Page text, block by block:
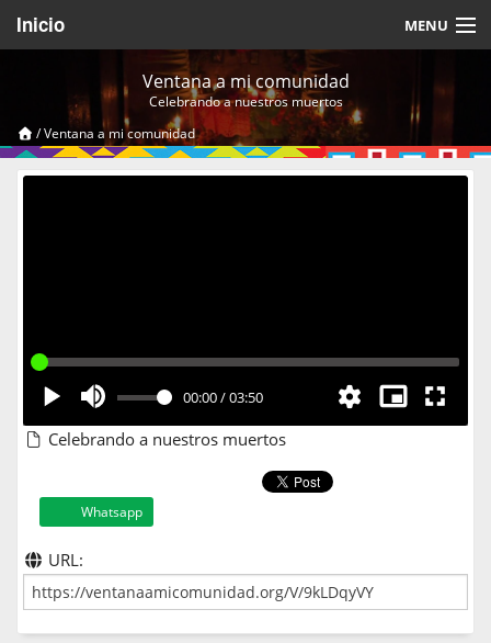
Inicio MENU
Videos Temáticos
Cerrar Sesión
Ventana a mi comunidad
Celebrando a nuestros muertos
/Ventana a mi comunidad
00:00/03:50
Celebrando a nuestros muertos
Whatsapp
URL: